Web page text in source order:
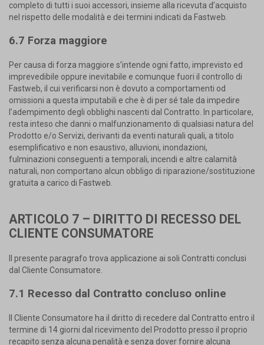
completo di tutti i suoi accessori, insieme alla ricevuta d’acquisto
nel rispetto delle modalità e dei termini indicati da Fastweb.
6.7 Forza maggiore
Per causa di forza maggiore s’intende ogni fatto, imprevisto ed
imprevedibile oppure inevitabile e comunque fuori il controllo di
Fastweb, il cui verificarsi non è dovuto a comportamenti od
omissioni a questa imputabili e che è di per sé tale da impedire
l’adempimento degli obblighi nascenti dal Contratto. In particolare,
resta inteso che danni o malfunzionamento di qualsiasi natura del
Prodotto e/o Servizi, derivanti da eventi naturali quali, a titolo
esemplificativo e non esaustivo, alluvioni, inondazioni,
fulminazioni conseguenti a temporali, incendi e altre calamità
naturali, non comportano alcun obbligo di riparazione/sostituzione
gratuita a carico di Fastweb.
ARTICOLO 7 – DIRITTO DI RECESSO DEL
CLIENTE CONSUMATORE
Il presente paragrafo trova applicazione ai soli Contratti conclusi
dal Cliente Consumatore.
7.1 Recesso dal Contratto concluso online
Il Cliente Consumatore ha il diritto di recedere dal Contratto entro il
termine di 14 giorni dal ricevimento del Prodotto presso il proprio
recapito senza alcuna penalità e senza dover fornire alcuna